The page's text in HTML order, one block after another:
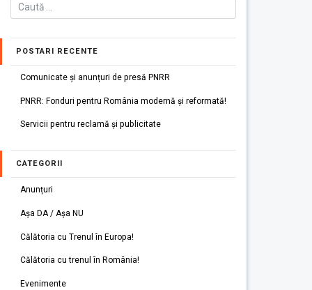
POSTARI RECENTE
Comunicate și anunțuri de presă PNRR
PNRR: Fonduri pentru România modernă și reformată!
Servicii pentru reclamă și publicitate
CATEGORII
Anunțuri
Așa DA / Așa NU
Călătoria cu Trenul în Europa!
Călătoria cu trenul în România!
Evenimente